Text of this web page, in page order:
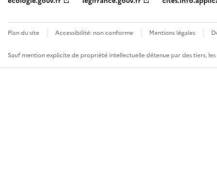
Plan du site Accessibilité: non conforme Mentions légales
Sauf mention explicite de propriété intellectuelle détenue par des tiers,